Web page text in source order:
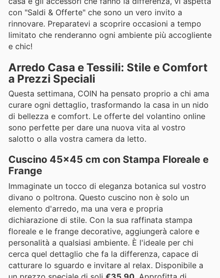
con "Saldi & Offerte" che sono un vero invito a
rinnovare. Preparatevi a scoprire occasioni a tempo
limitato che renderanno ogni ambiente più accogliente
e chic!
Arredo Casa e Tessili: Stile e Comfort
a Prezzi Speciali
Questa settimana, COIN ha pensato proprio a chi ama
curare ogni dettaglio, trasformando la casa in un nido
di bellezza e comfort. Le offerte del volantino online
sono perfette per dare una nuova vita al vostro
salotto o alla vostra camera da letto.
Cuscino 45x45 cm con Stampa Floreale e
Frange
Immaginate un tocco di eleganza botanica sul vostro
divano o poltrona. Questo cuscino non è solo un
elemento d'arredo, ma una vera e propria
dichiarazione di stile. Con la sua raffinata stampa
floreale e le frange decorative, aggiungerà calore e
personalità a qualsiasi ambiente. È l'ideale per chi
cerca quel dettaglio che fa la differenza, capace di
catturare lo sguardo e invitare al relax. Disponibile a